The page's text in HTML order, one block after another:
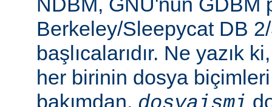
Berkeley/Sleepycat DB
başlıcalarıdır. Ne yazık
her birinin dosya biçimleri
bakımdan,